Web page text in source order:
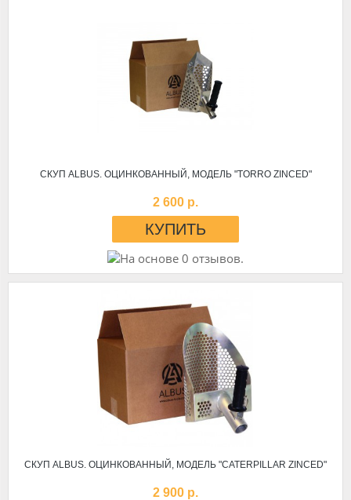
СКУП ALBUS. ОЦИНКОВАННЫЙ, МОДЕЛЬ "TORRO ZINCED"
2 600 р.
СКУП ALBUS. ОЦИНКОВАННЫЙ, МОДЕЛЬ "CATERPILLAR ZINCED"
2 900 р.